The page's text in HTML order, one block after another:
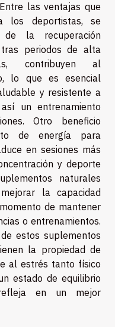
las ventajas que
los deportistas, se
de la recuperación
periodos de alta
contribuyen al
lo que es esencial
y resistente a
un entrenamiento
Otro beneficio
de energía para
en sesiones más
y deporte
naturales
la capacidad
de mantener
o entrenamientos.
estos suplementos
la propiedad de
al estrés tanto físico
estado de equilibrio
en un mejor